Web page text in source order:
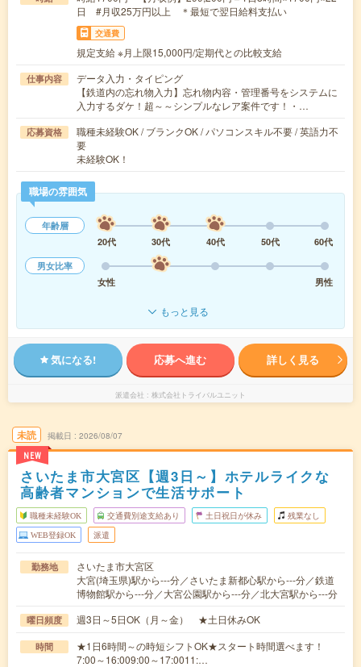
日 #月収25万円以上 ＊最短で翌日給料支払い
交通費
規定支給 ※月上限15,000円/定期代との比較支給
仕事内容
データ入力・タイピング
【鉄道内の忘れ物入力】忘れ物内容・管理番号をシステムに
入力するダケ！超～～シンプルなレア案件です！・…
応募資格
職種未経験OK / ブランクOK / パソコンスキル不要 / 英語力不
要
未経験OK！
職場の雰囲気
年齢層
20代
30代 40代 50代
60代
男女比率
女性
男性
もっと見る
気になる! 応募へ進む 詳しく見る
派遣会社 株式会社トライバルユニット
未読
NEW
掲載日 2026/08/07
さいたま市大宮区【週3日～】ホテルライクな
高齢者マンションで生活サポート
職種未経験OK 交通費別途支給あり 土日祝日が休み 残業なし
WEB登録OK 派遣
勤務地
さいたま市大宮区
大宮(埼玉県)駅から---分／さいたま新都心駅から---分／鉄道
博物館駅から---分／大宮公園駅から---分／北大宮駅から---分
曜日頻度 週3日～5日OK（月～金） ★土日休みOK
時間
★1日6時間～の時短シフトOK★スタート時間選べます！
7:00～16:009:00～17:0011:…